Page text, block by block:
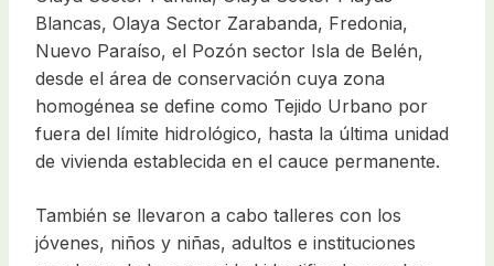
Blancas, Olaya Sector Zarabanda, Fredonia,
Nuevo Paraíso, el Pozón sector Isla de Belén,
desde el área de conservación cuya zona
homogénea se define como Tejido Urbano por
fuera del límite hidrológico, hasta la última unidad
de vivienda establecida en el cauce permanente.
También se llevaron a cabo talleres con los
jóvenes, niños y niñas, adultos e instituciones